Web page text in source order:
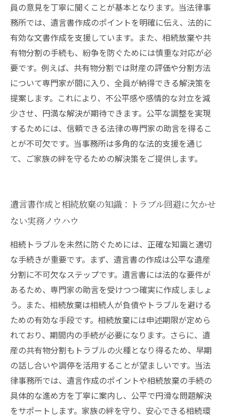
員の意見を丁寧に聞くことが基本となります。当法律事
務所では、遺言書作成のポイントを明確に伝え、法的に
有効な文書作成を支援しています。また、相続放棄や共
有物分割の手続も、紛争を防ぐためには慎重な対応が必
要です。例えば、共有物分割では財産の評価や分割方法
について専門家が間に入り、全員が納得できる解決策を
提案します。これにより、不公平感や感情的な対立を減
少させ、円満な解決が期待できます。公平な調整を実現
するためには、信頼できる法律の専門家の助言を得るこ
とが不可欠です。当事務所は多角的な法的支援を通じ
て、ご家族の絆を守るための解決策をご提供します。
遺言書作成と相続放棄の知識：トラブル回避に欠かせ
ない実務ノウハウ
相続トラブルを未然に防ぐためには、正確な知識と適切
な手続きが重要です。まず、遺言書の作成は公平な遺産
分割に不可欠なステップです。遺言書には法的な要件が
あるため、専門家の助言を受けつつ確実に作成しましょ
う。また、相続放棄は相続人が負債やトラブルを避ける
ための有効な手段です。相続放棄には申述期限が定めら
れており、期間内の手続が必要になります。さらに、遺
産の共有物分割もトラブルの火種となり得るため、早期
の話し合いや調停を活用することが望ましいです。当法
律事務所では、遺言作成のポイントや相続放棄の手続の
具体的な進め方を丁寧に案内し、公平で円滑な問題解決
をサポートします。家族の絆を守り、安心できる相続環